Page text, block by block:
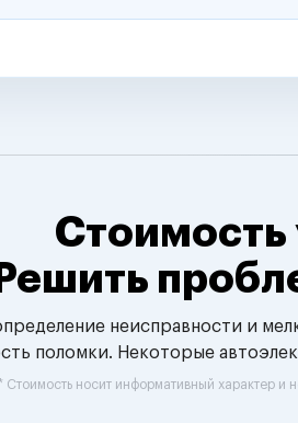
Стоимость
Решить
неисправности и
поломки. Некоторые
Стоимость носит информативный характер и